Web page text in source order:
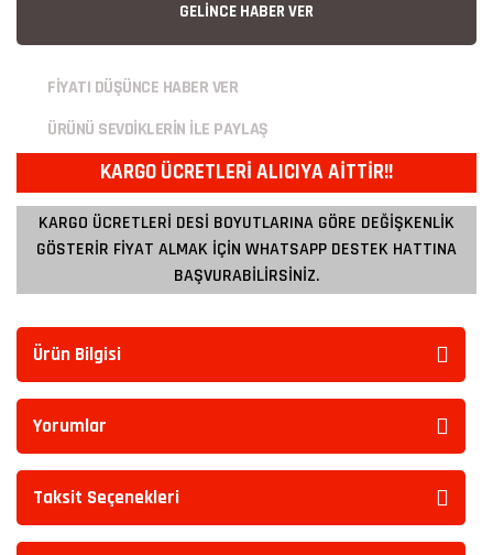
GELİNCE HABER VER
FİYATI DÜŞÜNCE HABER VER
ÜRÜNÜ SEVDİKLERİN İLE PAYLAŞ
KARGO ÜCRETLERİ ALICIYA AİTTİR!!
KARGO ÜCRETLERİ DESİ BOYUTLARINA GÖRE DEĞİŞKENLİK
GÖSTERİR FİYAT ALMAK İÇİN WHATSAPP DESTEK HATTINA
BAŞVURABİLİRSİNİZ.
Ürün Bilgisi
Yorumlar
Taksit Seçenekleri